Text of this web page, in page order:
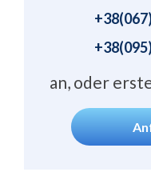
+38
+38
an, oder